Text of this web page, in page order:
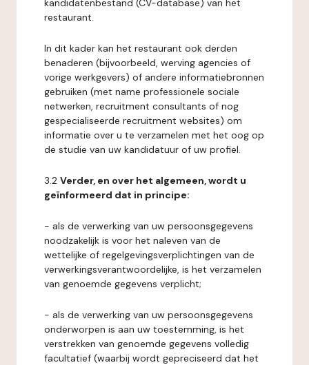
kandidatenbestand (CV-database) van het
restaurant.
In dit kader kan het restaurant ook derden
benaderen (bijvoorbeeld, werving agencies of
vorige werkgevers) of andere informatiebronnen
gebruiken (met name professionele sociale
netwerken, recruitment consultants of nog
gespecialiseerde recruitment websites) om
informatie over u te verzamelen met het oog op
de studie van uw kandidatuur of uw profiel.
3.2 Verder, en over het algemeen, wordt u
geïnformeerd dat in principe:
- als de verwerking van uw persoonsgegevens
noodzakelijk is voor het naleven van de
wettelijke of regelgevingsverplichtingen van de
verwerkingsverantwoordelijke, is het verzamelen
van genoemde gegevens verplicht;
- als de verwerking van uw persoonsgegevens
onderworpen is aan uw toestemming, is het
verstrekken van genoemde gegevens volledig
facultatief (waarbij wordt gepreciseerd dat het